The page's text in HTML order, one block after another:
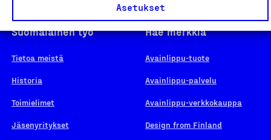
Asetukset
Suomalainen työ
Tietoa meistä
Historia
Toimielimet
Jäsenyritykset
Hae merkkiä
Avainlippu-tuote
Avainlippu-palvelu
Avainlippu-verkkokauppa
Design from Finland